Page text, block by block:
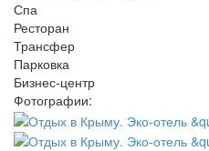
Спа
Ресторан
Трансфер
Парковка
Бизнес-центр
Фотографии: